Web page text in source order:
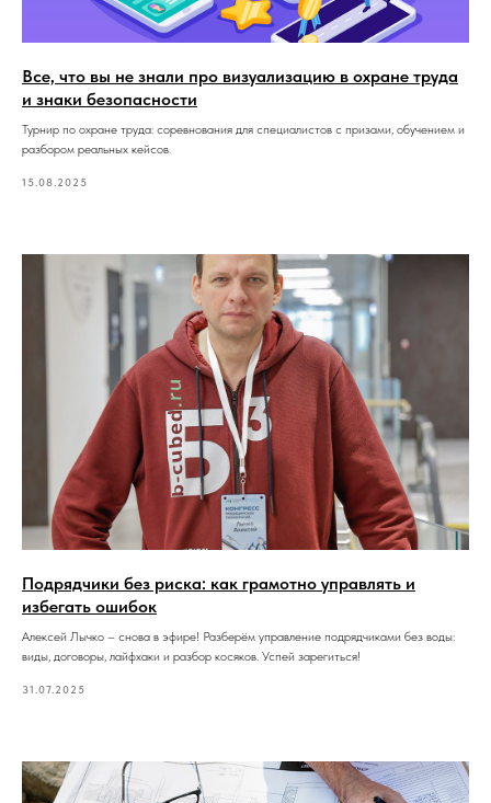
Все, что вы не знали про визуализацию в охране труда
и знаки безопасности
Турнир по охране труда: соревнования для специалистов с призами, обучением и
разбором реальных кейсов.
15.08.2025
Подрядчики без риска: как грамотно управлять и
избегать ошибок
Алексей Лычко – снова в эфире! Разберём управление подрядчиками без воды:
виды, договоры, лайфхаки и разбор косяков. Успей зарегиться!
31.07.2025